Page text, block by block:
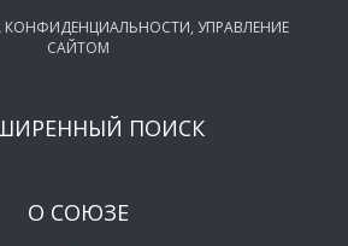
КОНФИДЕНЦИАЛЬНОСТИ, УПРАВЛЕНИЕ
САЙТОМ
ПОИСК
О СОЮЗЕ